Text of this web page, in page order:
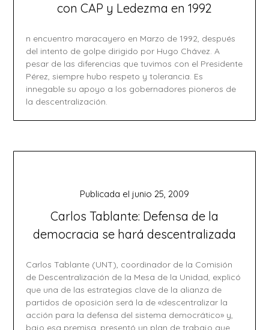
con CAP y Ledezma en 1992
n encuentro maracayero en Marzo de 1992, después
del intento de golpe dirigido por Hugo Chávez. A
pesar de las diferencias que tuvimos con el Presidente
Pérez, siempre hubo respeto y tolerancia. Es
innegable su apoyo a los gobernadores pioneros de
la descentralización.
Carlos Tablante: Defensa de la
democracia se hará descentralizada
Publicada el junio 25, 2009
Carlos Tablante (UNT), coordinador de la Comisión
de Descentralización de la Mesa de la Unidad, explicó
que una de las estrategias clave de la alianza de
partidos de oposición será la de «descentralizar la
acción para la defensa del sistema democrático» y,
bajo esa premisa, presentó un plan de trabajo que